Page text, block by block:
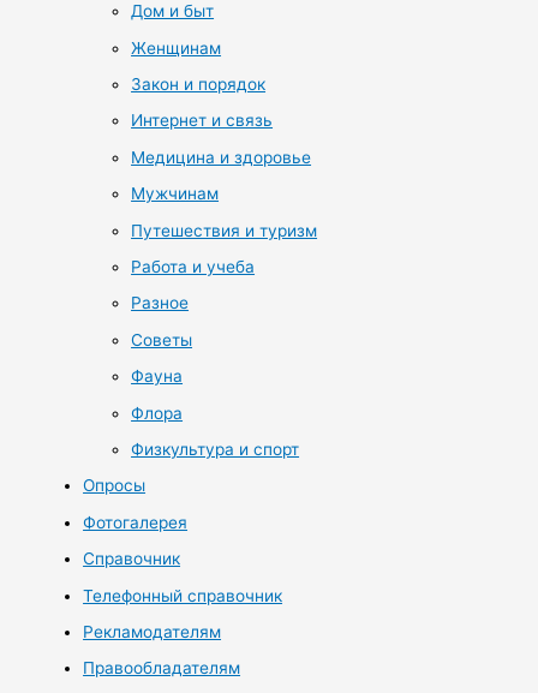
Дом и быт
Женщинам
Закон и порядок
Интернет и связь
Медицина и здоровье
Мужчинам
Путешествия и туризм
Работа и учеба
Разное
Советы
Фауна
Флора
Физкультура и спорт
Опросы
Фотогалерея
Справочник
Телефонный справочник
Рекламодателям
Правообладателям